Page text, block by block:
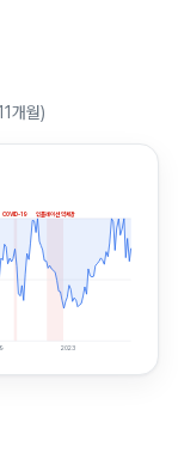
개월)
COVID-19 인플레이션 약세장
2023